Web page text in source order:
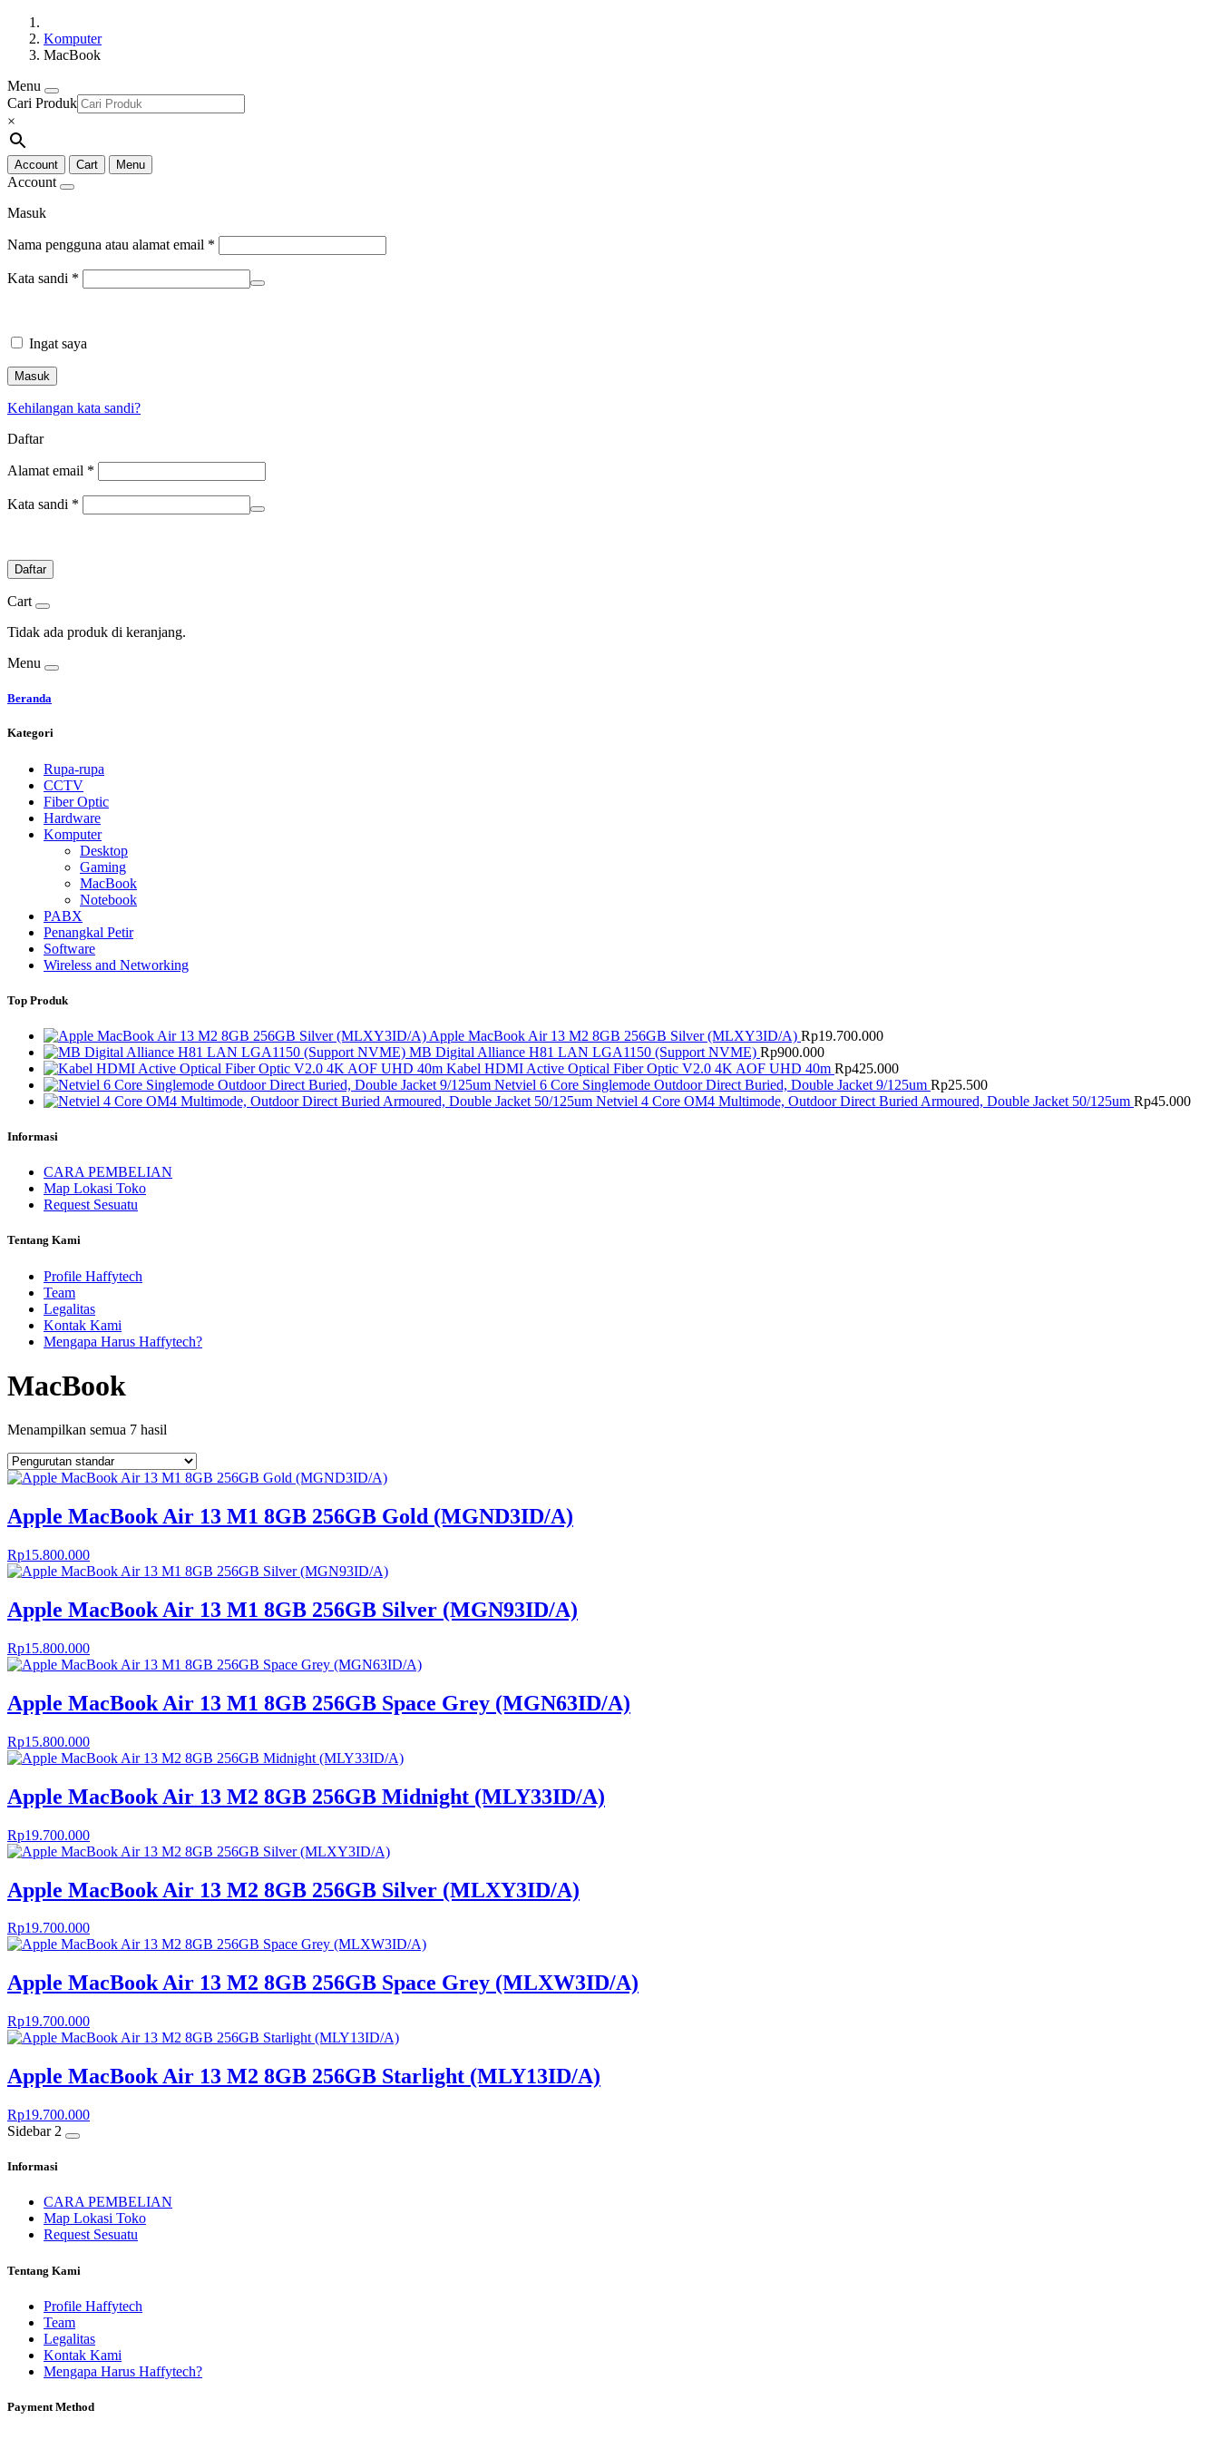
Komputer
MacBook
Menu
Cari Produk
×
Account Cart Menu
Account
Masuk
Nama pengguna atau alamat email *
Kata sandi *
Ingat saya
Masuk
Kehilangan kata sandi?
Daftar
Alamat email *
Kata sandi *
Daftar
Cart
Tidak ada produk di keranjang.
Menu
Beranda
Kategori
Rupa-rupa
CCTV
Fiber Optic
Hardware
Komputer
Desktop
Gaming
MacBook
Notebook
PABX
Penangkal Petir
Software
Wireless and Networking
Top Produk
Apple MacBook Air 13 M2 8GB 256GB Silver (MLXY3ID/A) Rp19.700.000
MB Digital Alliance H81 LAN LGA1150 (Support NVME) Rp900.000
Kabel HDMI Active Optical Fiber Optic V2.0 4K AOF UHD 40m Rp425.000
Netviel 6 Core Singlemode Outdoor Direct Buried, Double Jacket 9/125um Rp25.500
Netviel 4 Core OM4 Multimode, Outdoor Direct Buried Armoured, Double Jacket 50/125um Rp45.000
Informasi
CARA PEMBELIAN
Map Lokasi Toko
Request Sesuatu
Tentang Kami
Profile Haffytech
Team
Legalitas
Kontak Kami
Mengapa Harus Haffytech?
MacBook
Menampilkan semua 7 hasil
Apple MacBook Air 13 M1 8GB 256GB Gold (MGND3ID/A)
Rp15.800.000
Apple MacBook Air 13 M1 8GB 256GB Silver (MGN93ID/A)
Rp15.800.000
Apple MacBook Air 13 M1 8GB 256GB Space Grey (MGN63ID/A)
Rp15.800.000
Apple MacBook Air 13 M2 8GB 256GB Midnight (MLY33ID/A)
Rp19.700.000
Apple MacBook Air 13 M2 8GB 256GB Silver (MLXY3ID/A)
Rp19.700.000
Apple MacBook Air 13 M2 8GB 256GB Space Grey (MLXW3ID/A)
Rp19.700.000
Apple MacBook Air 13 M2 8GB 256GB Starlight (MLY13ID/A)
Rp19.700.000
Sidebar 2
Informasi
CARA PEMBELIAN
Map Lokasi Toko
Request Sesuatu
Tentang Kami
Profile Haffytech
Team
Legalitas
Kontak Kami
Mengapa Harus Haffytech?
Payment Method